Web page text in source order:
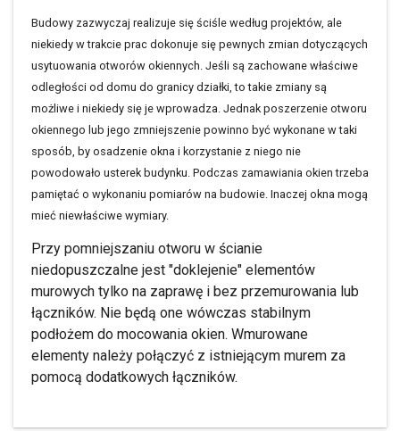
Budowy zazwyczaj realizuje się ściśle według projektów, ale
niekiedy w trakcie prac dokonuje się pewnych zmian dotyczących
usytuowania otworów okiennych. Jeśli są zachowane właściwe
odległości od domu do granicy działki, to takie zmiany są
możliwe i niekiedy się je wprowadza. Jednak poszerzenie otworu
okiennego lub jego zmniejszenie powinno być wykonane w taki
sposób, by osadzenie okna i korzystanie z niego nie
powodowało usterek budynku. Podczas zamawiania okien trzeba
pamiętać o wykonaniu pomiarów na budowie. Inaczej okna mogą
mieć niewłaściwe wymiary.
Przy pomniejszaniu otworu w ścianie
niedopuszczalne jest "doklejenie" elementów
murowych tylko na zaprawę i bez przemurowania lub
łączników. Nie będą one wówczas stabilnym
podłożem do mocowania okien. Wmurowane
elementy należy połączyć z istniejącym murem za
pomocą dodatkowych łączników.